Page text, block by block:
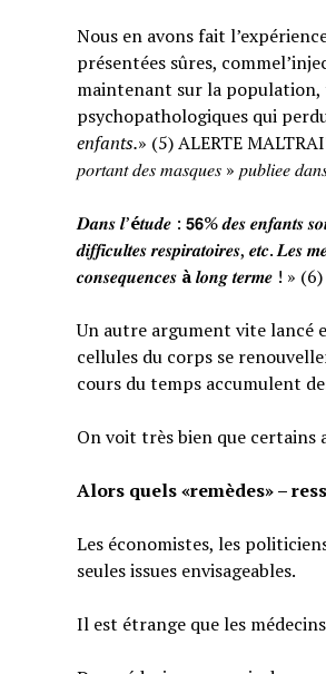
Nous en avons fait
présentées sûres,
maintenant sur la population,
psychopathologiques qui
enfants.» (5) ALERTE
𝑝𝑜𝑟𝑡𝑎𝑛𝑡 𝑑𝑒𝑠 𝑚𝑎𝑠𝑞𝑢𝑒𝑠 » 𝑝𝑢𝑏𝑙𝑖𝑒𝑒
𝑫𝒂𝒏𝒔 𝒍’é𝒕𝒖𝒅𝒆 : 𝟱𝟲% 𝒅𝒆𝒔 𝒆𝒏𝒇𝒂𝒏𝒕𝒔
𝒅𝒊𝒇𝒇𝒊𝒄𝒖𝒍𝒕𝒆𝒔 𝒓𝒆𝒔𝒑𝒊𝒓𝒂𝒕𝒐𝒊𝒓𝒆𝒔, 𝒆𝒕𝒄. 𝑳𝒆𝒔
𝒄𝒐𝒏𝒔𝒆𝒒𝒖𝒆𝒏𝒄𝒆𝒔 à𝒍𝒐𝒏𝒈 𝒕𝒆𝒓𝒎𝒆 ! » (6)
Un autre argument vite lancé
cellules du corps se
cours du temps accumulent
On voit très bien que certains
Alors quels «remèdes» –
Les économistes, les
seules issues envisageables.
Il est étrange que les